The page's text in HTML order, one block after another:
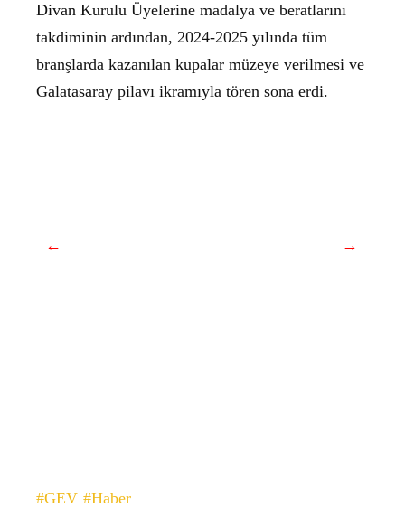
Divan Kurulu Üyelerine madalya ve beratlarını
takdiminin ardından, 2024-2025 yılında tüm
branşlarda kazanılan kupalar müzeye verilmesi ve
Galatasaray pilavı ikramıyla tören sona erdi.
← →
#GEV #Haber